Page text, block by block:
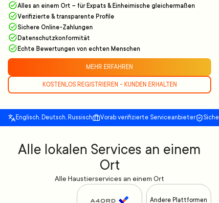
Alles an einem Ort – für Expats & Einheimische gleichermaßen
Verifizierte & transparente Profile
Sichere Online-Zahlungen
Datenschutzkonformität
Echte Bewertungen von echten Menschen
MEHR ERFAHREN
KOSTENLOS REGISTRIEREN - KUNDEN ERHALTEN
Englisch, Deutsch, Russisch Vorab verifizierte Serviceanbieter
Alle lokalen Services an einem
Ort
Alle Haustierservices an einem Ort
Andere Plattformen